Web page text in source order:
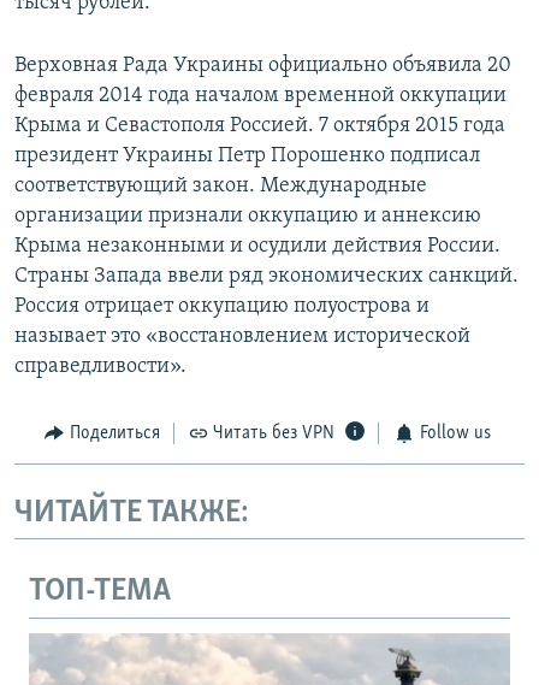
Верховная Рада Украины официально объявила 20
февраля 2014 года началом временной оккупации
Крыма и Севастополя Россией. 7 октября 2015 года
президент Украины Петр Порошенко подписал
соответствующий закон. Международные
организации признали оккупацию и аннексию
Крыма незаконными и осудили действия России.
Страны Запада ввели ряд экономических санкций.
Россия отрицает оккупацию полуострова и
называет это «восстановлением исторической
справедливости».
Поделиться Читать без VPN Follow us
ЧИТАЙТЕ ТАКЖЕ:
ТОП-ТЕМА